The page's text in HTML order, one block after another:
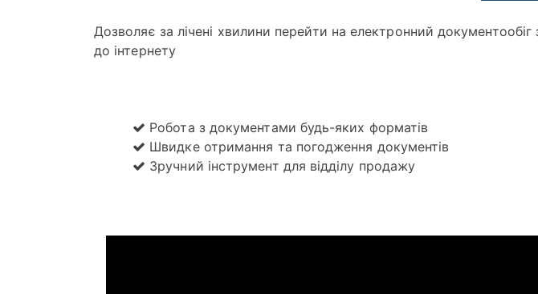
Дозволяє за лічені хвилини перейти на електронний
до інтернету
Робота з документами будь-яких форматів
Швидке отримання та погодження документів
Зручний інструмент для відділу продажу